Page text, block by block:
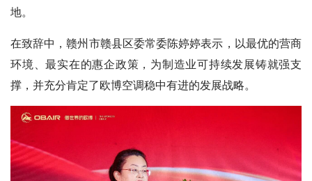
地。
在致辞中，赣州市赣县区委常委陈婷婷表示，以最优的营商
环境、最实在的惠企政策，为制造业可持续发展铸就强支
撑，并充分肯定了欧博空调稳中有进的发展战略。